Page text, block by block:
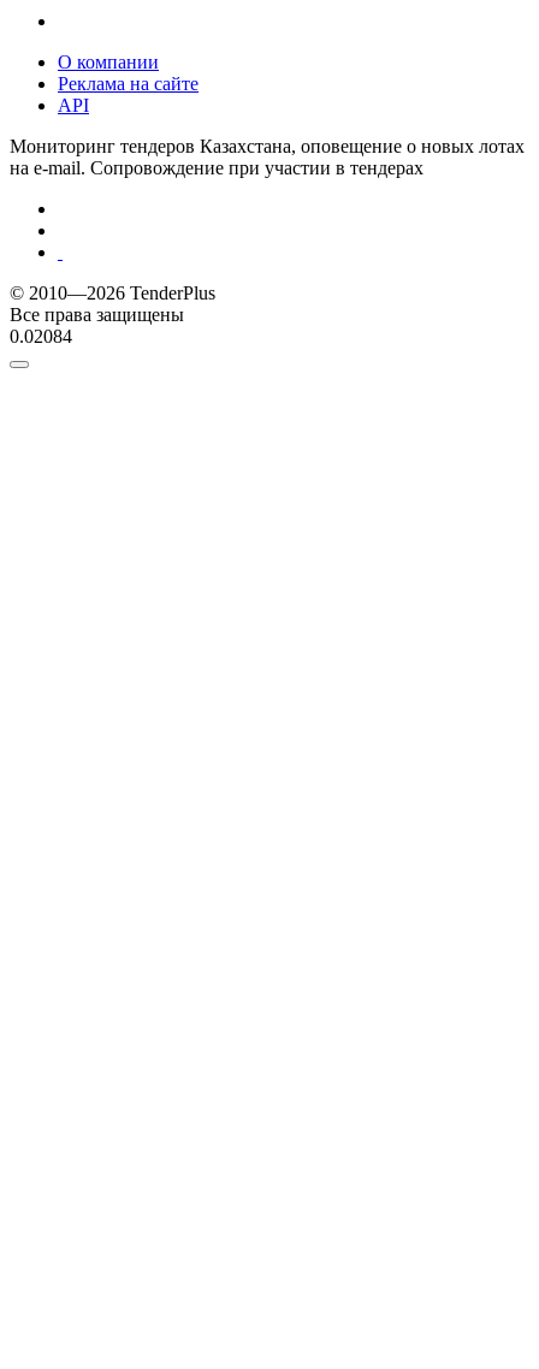
О компании
Реклама на сайте
API
Мониторинг тендеров Казахстана, оповещение о новых лотах
на e-mail. Сопровождение при участии в тендерах
© 2010—2026 TenderPlus
Все права защищены
0.02084